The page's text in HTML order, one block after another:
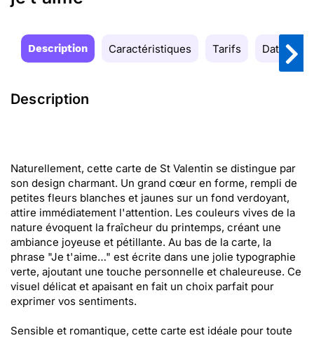
Description Caractéristiques Tarifs Date de
Description
Naturellement, cette carte de St Valentin se distingue par
son design charmant. Un grand cœur en forme, rempli de
petites fleurs blanches et jaunes sur un fond verdoyant,
attire immédiatement l'attention. Les couleurs vives de la
nature évoquent la fraîcheur du printemps, créant une
ambiance joyeuse et pétillante. Au bas de la carte, la
phrase "Je t'aime…" est écrite dans une jolie typographie
verte, ajoutant une touche personnelle et chaleureuse. Ce
visuel délicat et apaisant en fait un choix parfait pour
exprimer vos sentiments.
Sensible et romantique, cette carte est idéale pour toute